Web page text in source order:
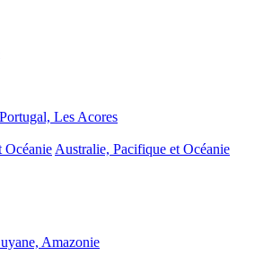
Portugal, Les Acores
Océanie Australie, Pacifique et Océanie
Amazonie